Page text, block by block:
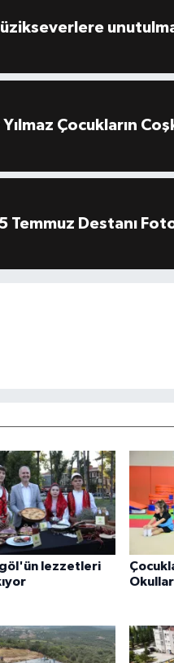
Çocukların
Temmuz Destanı
lezzetleri